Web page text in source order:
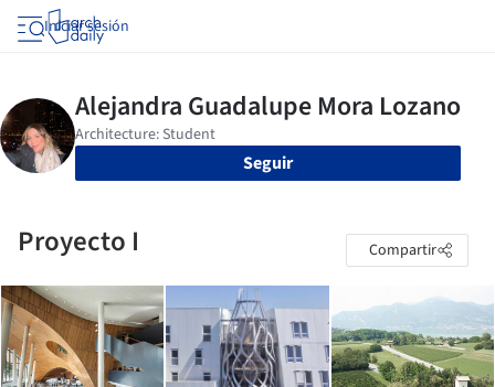
Iniciar sesión
Seguir
Proyecto I Compartir